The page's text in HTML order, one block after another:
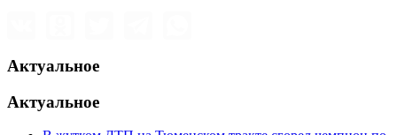
Актуальное
Актуальное